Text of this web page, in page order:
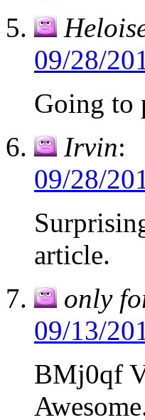
09/28/
Going to
Irvin:
09/28/
article.
only
09/13/
BMj0qf